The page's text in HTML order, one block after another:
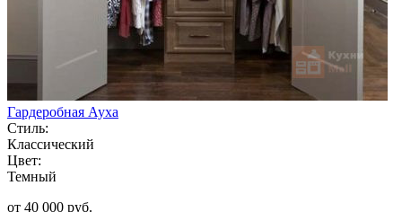
Гардеробная Ауха
Стиль:
Классический
Цвет:
Темный
от 40 000 руб.